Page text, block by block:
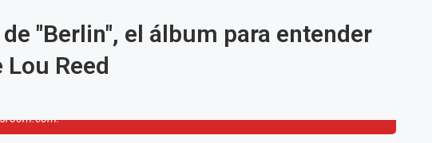
"Berlin", el álbum para entender
Lou Reed